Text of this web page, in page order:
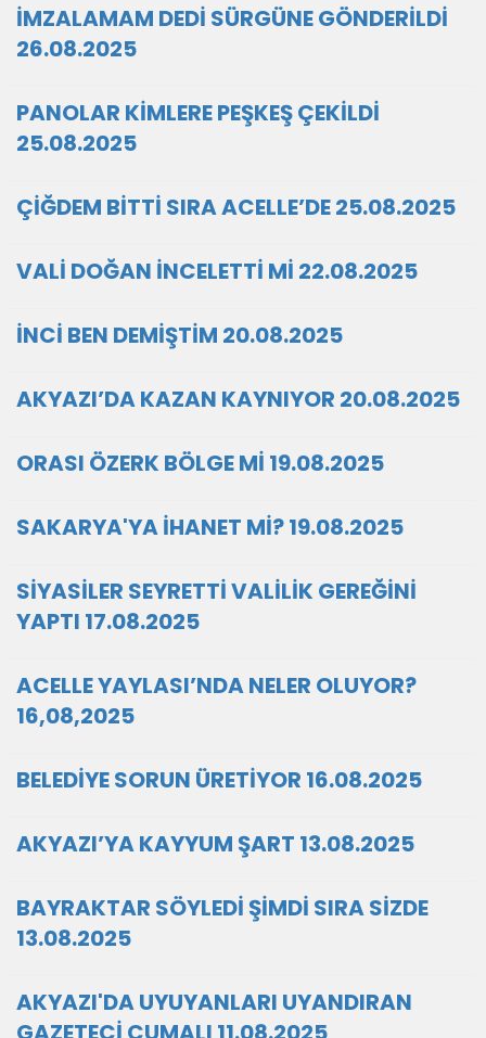
İMZALAMAM DEDİ SÜRGÜNE GÖNDERİLDİ
26.08.2025
PANOLAR KİMLERE PEŞKEŞ ÇEKİLDİ
25.08.2025
ÇİĞDEM BİTTİ SIRA ACELLE’DE 25.08.2025
VALİ DOĞAN İNCELETTİ Mİ 22.08.2025
İNCİ BEN DEMİŞTİM 20.08.2025
AKYAZI’DA KAZAN KAYNIYOR 20.08.2025
ORASI ÖZERK BÖLGE Mİ 19.08.2025
SAKARYA'YA İHANET Mİ? 19.08.2025
SİYASİLER SEYRETTİ VALİLİK GEREĞİNİ
YAPTI 17.08.2025
ACELLE YAYLASI’NDA NELER OLUYOR?
16,08,2025
BELEDİYE SORUN ÜRETİYOR 16.08.2025
AKYAZI’YA KAYYUM ŞART 13.08.2025
BAYRAKTAR SÖYLEDİ ŞİMDİ SIRA SİZDE
13.08.2025
AKYAZI'DA UYUYANLARI UYANDIRAN